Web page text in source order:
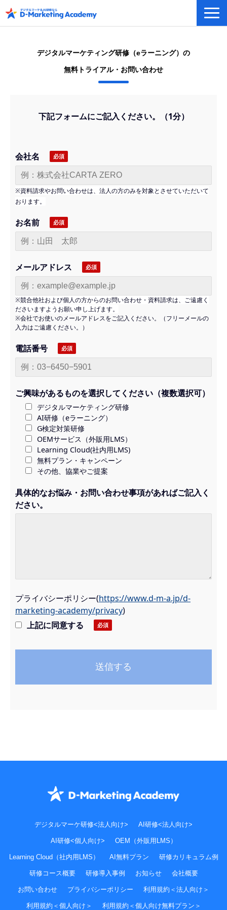
eラーニングシステム
カリキュラム例/事例
無料プラン/キャンペーン/特集
デジタルマーケティング研修（eラーニング）の
無料トライアル・お問い合わせ
下記フォームにご記入ください。（1分）
会社名
※資料請求やお問い合わせは、法人の方のみを対象とさせていただいて
おります。
お名前
メールアドレス
※競合他社および個人の方からのお問い合わせ・資料請求は、ご遠慮く
ださいますようお願い申し上げます。
※会社でお使いのメールアドレスをご記入ください。（フリーメールの
入力はご遠慮ください。）
電話番号
ご興味があるものを選択してください（複数選択可）
デジタルマーケティング研修
AI研修（eラーニング）
G検定対策研修
OEMサービス（外販用LMS）
Learning Cloud(社内用LMS)
無料プラン・キャンペーン
その他、協業やご提案
具体的なお悩み・お問い合わせ事項があればご記入く
ださい。
プライバシーポリシー(https://www.d-m-a.jp/d-
marketing-academy/privacy)
上記に同意する
デジタルマーケ研修<法人向け> AI研修<法人向け>
AI研修<個人向け> OEM（外販用LMS）
Learning Cloud（社内用LMS） AI無料プラン 研修カリキュラム例
研修コース概要 研修導入事例 お知らせ 会社概要
お問い合わせ プライバシーポリシー 利用規約＜法人向け＞
利用規約＜個人向け＞ 利用規約＜個人向け無料プラン＞